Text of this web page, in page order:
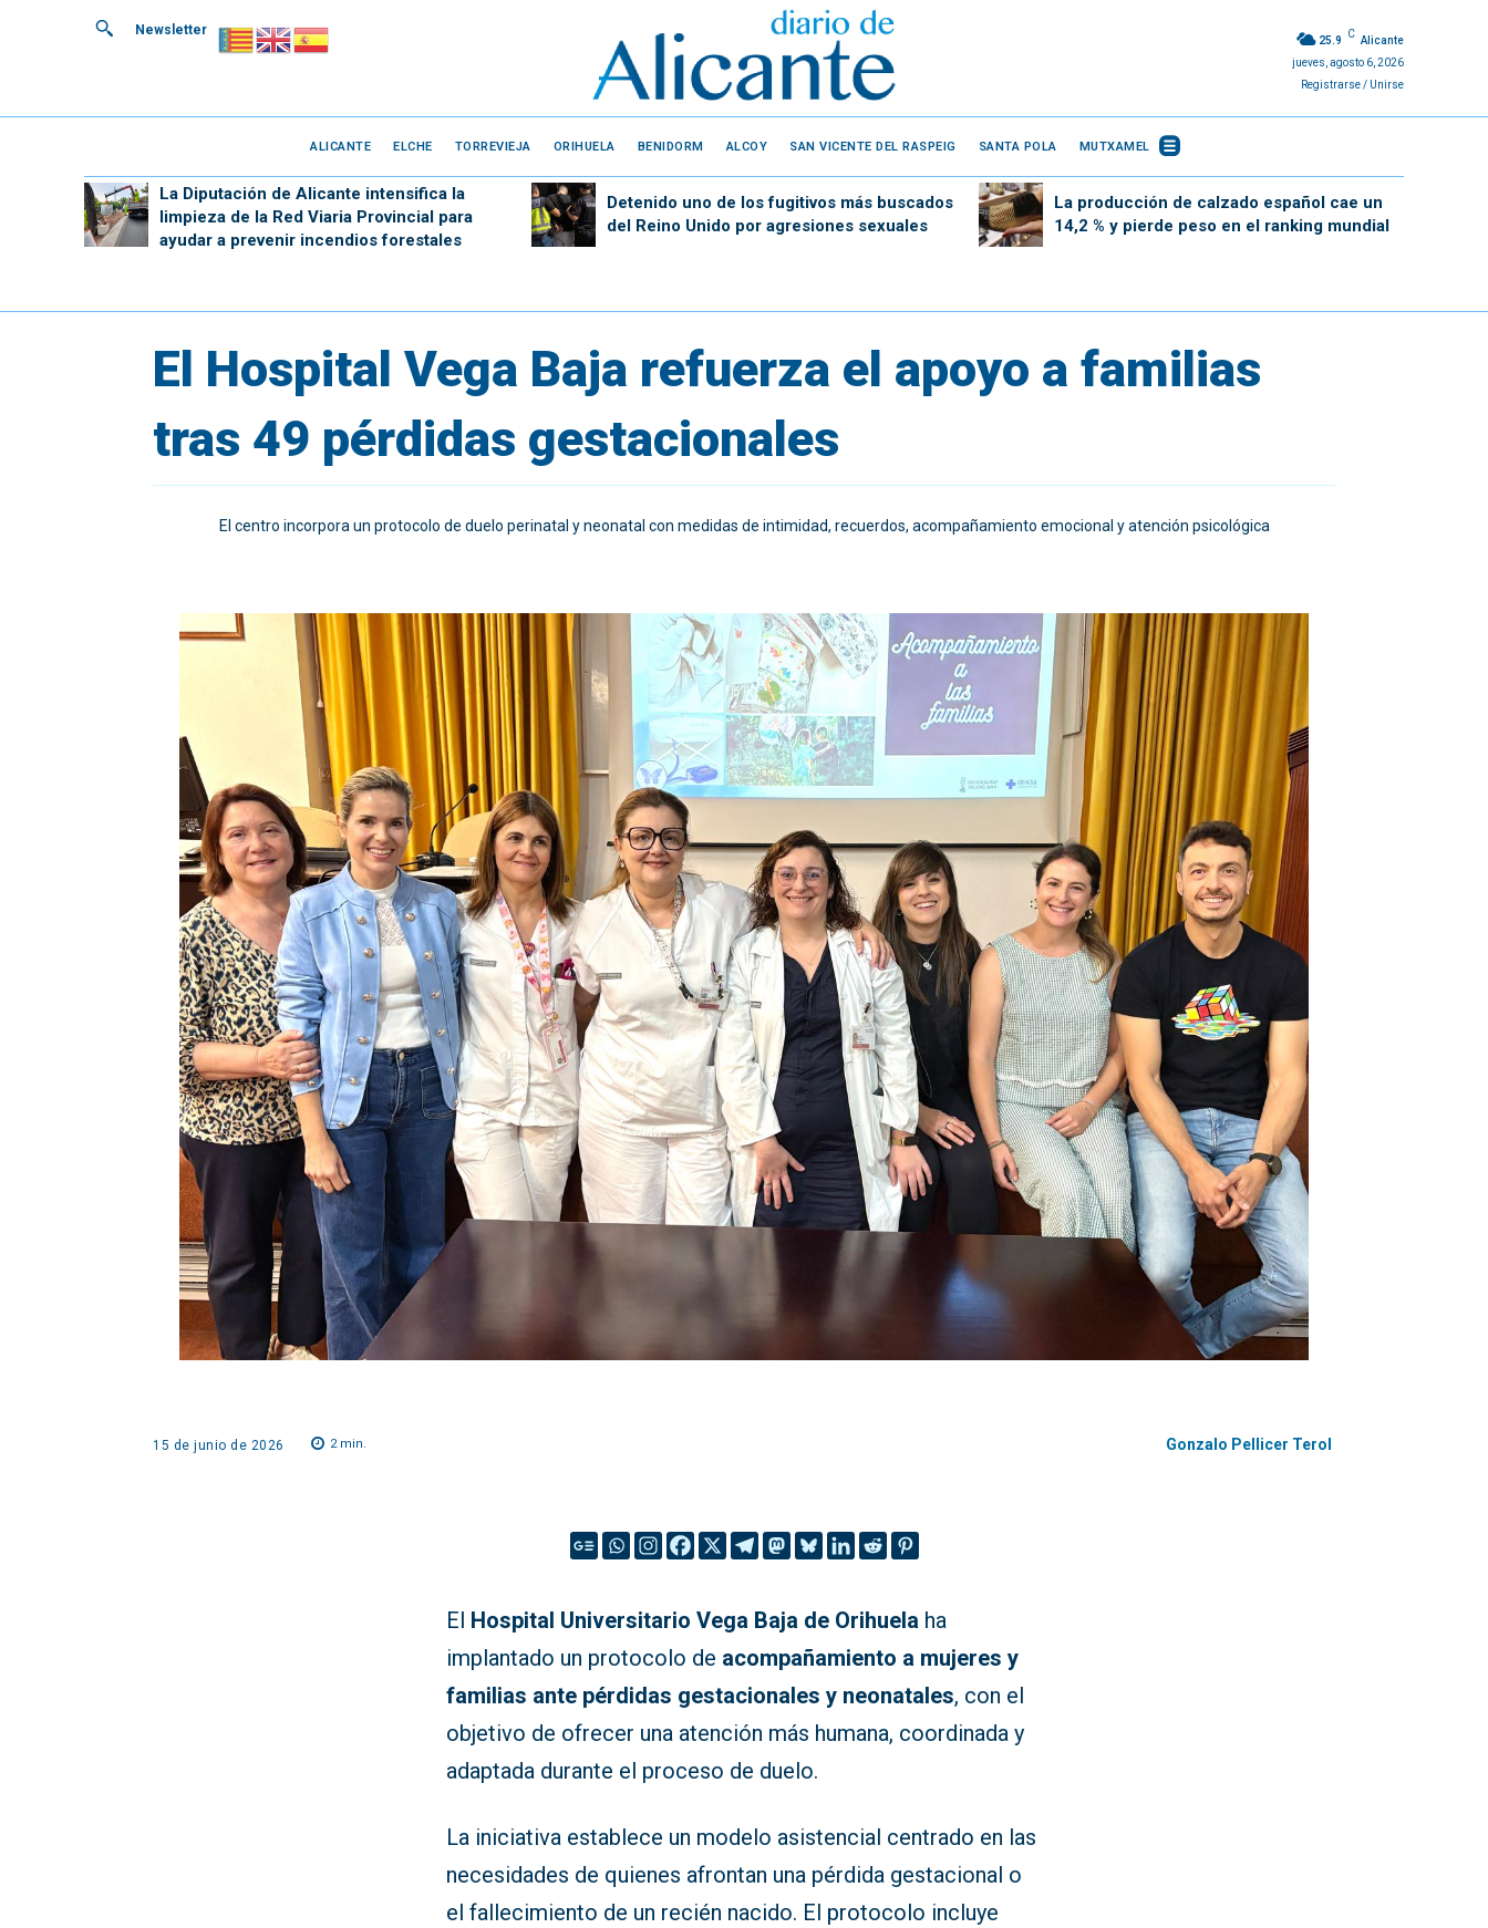
Newsletter
25.9
C
Alicante
jueves, agosto 6, 2026
Registrarse / Unirse
ALICANTE ELCHE TORREVIEJA ORIHUELA BENIDORM ALCOY SAN VICENTE DEL RASPEIG SANTA POLA MUTXAMEL
La Diputación de Alicante intensifica la
limpieza de la Red Viaria Provincial para
ayudar a prevenir incendios forestales
Detenido uno de los fugitivos más buscados
del Reino Unido por agresiones sexuales
La producción de calzado español cae un
14,2 % y pierde peso en el ranking mundial
El Hospital Vega Baja refuerza el apoyo a familias
tras 49 pérdidas gestacionales
El centro incorpora un protocolo de duelo perinatal y neonatal con medidas de intimidad, recuerdos, acompañamiento emocional y atención psicológica
15 de junio de 2026 2min. Gonzalo Pellicer Terol
El Hospital Universitario Vega Baja de Orihuela ha
implantado un protocolo de acompañamiento a mujeres y
familias ante pérdidas gestacionales y neonatales, con el
objetivo de ofrecer una atención más humana, coordinada y
adaptada durante el proceso de duelo.
La iniciativa establece un modelo asistencial centrado en las
necesidades de quienes afrontan una pérdida gestacional o
el fallecimiento de un recién nacido. El protocolo incluye